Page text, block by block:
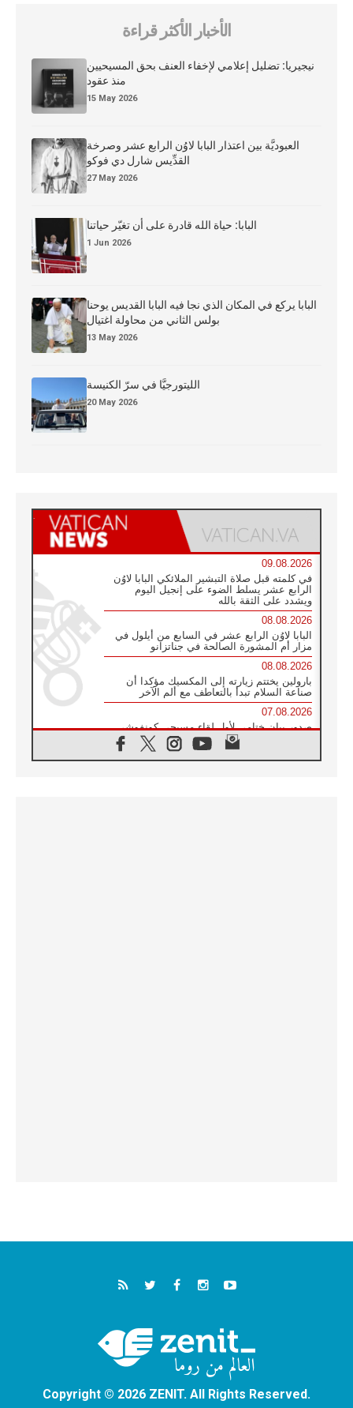
الأخبار الأكثر قراءة
نيجيريا: تضليل إعلامي لإخفاء العنف بحق المسيحيين
منذ عقود
15 May 2026
العبوديَّة بين اعتذار البابا لاوُن الرابع عشر وصرخة
القدِّيس شارل دي فوكو
27 May 2026
البابا: حياة الله قادرة على أن تغيّر حياتنا
1 Jun 2026
البابا يركع في المكان الذي نجا فيه البابا القديس يوحنا
بولس الثاني من محاولة اغتيال
13 May 2026
الليتورجيَّا في سرّ الكنيسة
20 May 2026
09.08.2026
في كلمته قبل صلاة التبشير الملائكي البابا لاوُن
الرابع عشر يسلط الضوء على إنجيل اليوم
ويشدد على الثقة بالله
08.08.2026
البابا لاوُن الرابع عشر في السابع من أيلول في
مزار أم المشورة الصالحة في جناتزانو
08.08.2026
بارولين يختتم زيارته إلى المكسيك مؤكدا أن
صناعة السلام تبدأ بالتعاطف مع ألم الآخر
07.08.2026
صدور بيان ختامي لأول لقاء مسيحي كونفوشي
بمشاركة الدائرة الفاتيكانية للحوار بين الأديان
07.08.2026
Copyright © 2026 ZENIT. All Rights Reserved.